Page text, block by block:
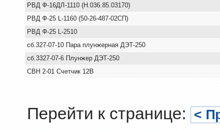
РВД Ф-16ДЛ-1110 (Н.036.85.03170)
РВД Ф-25 L-1160 (50-26-487-02СП)
РВД Ф-25 L-2510
сб.327-07-10 Пара плунжерная ДЭТ-250
сб.3327-07-6 Плунжер ДЭТ-250
СВН 2-01 Счетчик 12В
Перейти к странице: <